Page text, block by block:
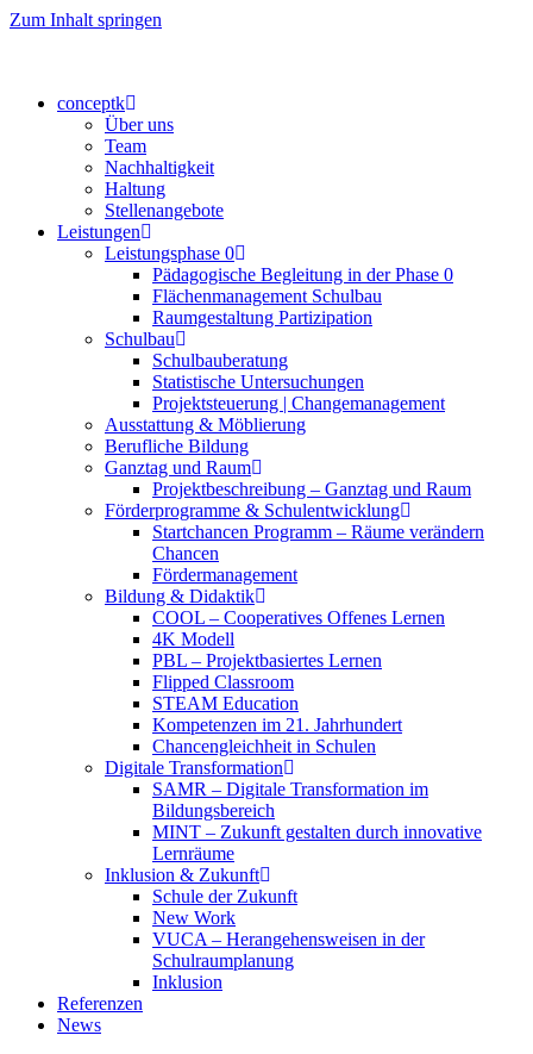
Zum Inhalt springen
conceptk
Über uns
Team
Nachhaltigkeit
Haltung
Stellenangebote
Leistungen
Leistungsphase 0
Pädagogische Begleitung in der Phase 0
Flächenmanagement Schulbau
Raumgestaltung Partizipation
Schulbau
Schulbauberatung
Statistische Untersuchungen
Projektsteuerung | Changemanagement
Ausstattung & Möblierung
Berufliche Bildung
Ganztag und Raum
Projektbeschreibung – Ganztag und Raum
Förderprogramme & Schulentwicklung
Startchancen Programm – Räume verändern
Chancen
Fördermanagement
Bildung & Didaktik
COOL – Cooperatives Offenes Lernen
4K Modell
PBL – Projektbasiertes Lernen
Flipped Classroom
STEAM Education
Kompetenzen im 21. Jahrhundert
Chancengleichheit in Schulen
Digitale Transformation
SAMR – Digitale Transformation im
Bildungsbereich
MINT – Zukunft gestalten durch innovative
Lernräume
Inklusion & Zukunft
Schule der Zukunft
New Work
VUCA – Herangehensweisen in der
Schulraumplanung
Inklusion
Referenzen
News